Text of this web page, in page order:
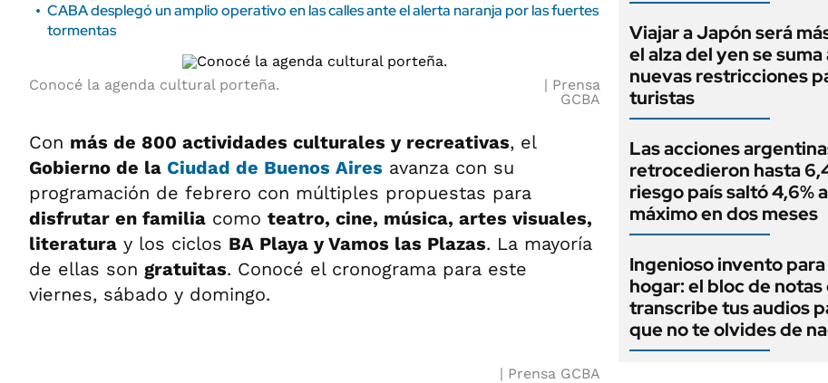
CABA desplegó un amplio operativo en las calles ante el alerta naranja por las fuertes
tormentas
Conocé la agenda cultural porteña.
Prensa
GCBA
Con más de 800 actividades culturales y recreativas, el
Gobierno de la Ciudad de Buenos Aires avanza con su
programación de febrero con múltiples propuestas para
disfrutar en familia como teatro, cine, música, artes visuales,
literatura y los ciclos BA Playa y Vamos las Plazas. La mayoría
de ellas son gratuitas. Conocé el cronograma para este
viernes, sábado y domingo.
Prensa GCBA
Viajar a Japón será
el alza del yen se suma
nuevas restricciones
turistas
Las acciones
retrocedieron hasta
riesgo país saltó 4,6%
máximo en dos meses
Ingenioso invento para
hogar: el bloc de notas
transcribe tus audios
que no te olvides de